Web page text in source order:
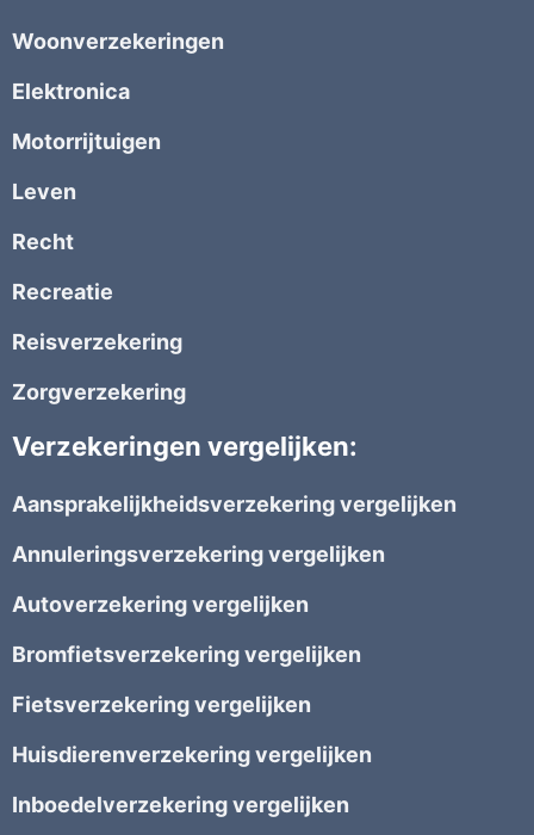
Woonverzekeringen
Elektronica
Motorrijtuigen
Leven
Recht
Recreatie
Reisverzekering
Zorgverzekering
Verzekeringen vergelijken:
Aansprakelijkheidsverzekering vergelijken
Annuleringsverzekering vergelijken
Autoverzekering vergelijken
Bromfietsverzekering vergelijken
Fietsverzekering vergelijken
Huisdierenverzekering vergelijken
Inboedelverzekering vergelijken